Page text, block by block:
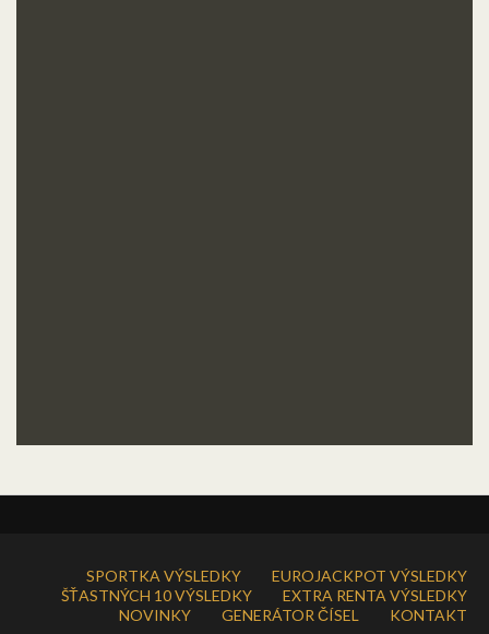
SPORTKA VÝSLEDKY
EUROJACKPOT VÝSLEDKY
ŠŤASTNÝCH 10 VÝSLEDKY
EXTRA RENTA VÝSLEDKY
NOVINKY
GENERÁTOR ČÍSEL KONTAKT